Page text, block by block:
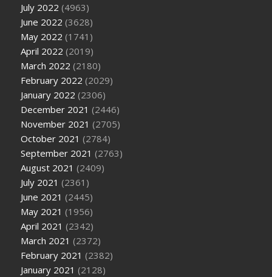
July 2022 (4963)
June 2022 (3628)
May 2022 (1741)
April 2022 (2019)
March 2022 (2180)
February 2022 (2029)
January 2022 (2306)
December 2021 (2446)
November 2021 (2705)
October 2021 (2784)
September 2021 (2763)
August 2021 (2409)
July 2021 (2361)
June 2021 (2445)
May 2021 (1956)
April 2021 (2342)
March 2021 (2372)
February 2021 (2382)
January 2021 (2128)